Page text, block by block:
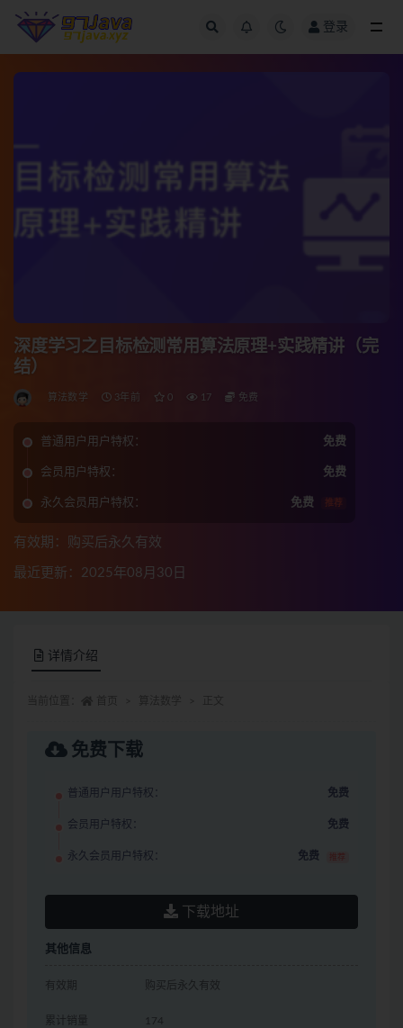
登录
深度学习之目标检测常用算法原理+实践精讲（完
结）
算法数学 3年前 0 17 免费
普通用户用户特权： 免费
会员用户特权： 免费
永久会员用户特权： 免费 推荐
有效期：购买后永久有效
最近更新：2025年08月30日
详情介绍
免费下载
普通用户用户特权： 免费
会员用户特权： 免费
永久会员用户特权： 免费 推荐
下载地址
其他信息
有效期 购买后永久有效
累计销量 174